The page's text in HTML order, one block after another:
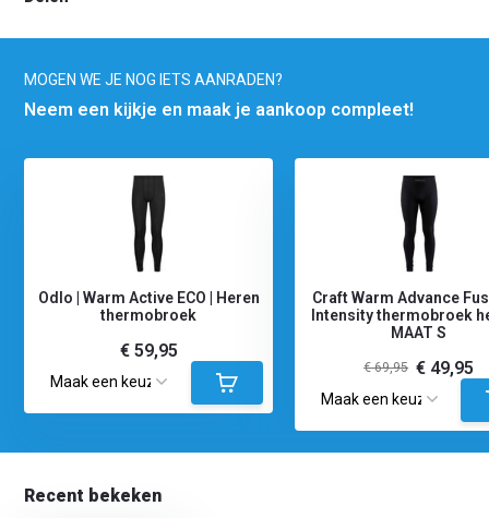
MOGEN WE JE NOG IETS AANRADEN?
Neem een kijkje en maak je aankoop compleet!
Odlo | Warm Active ECO | Heren
thermobroek
€ 59,95
Craft Warm Advance
Intensity thermobroek
MAAT S
€ 69,95 € 49,95
Recent bekeken